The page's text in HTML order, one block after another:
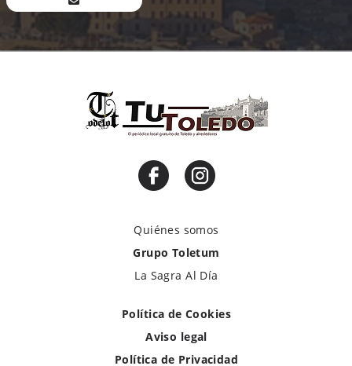
Quiénes somos
Grupo Toletum
La Sagra Al Día
Política de Cookies
Aviso legal
Política de Privacidad